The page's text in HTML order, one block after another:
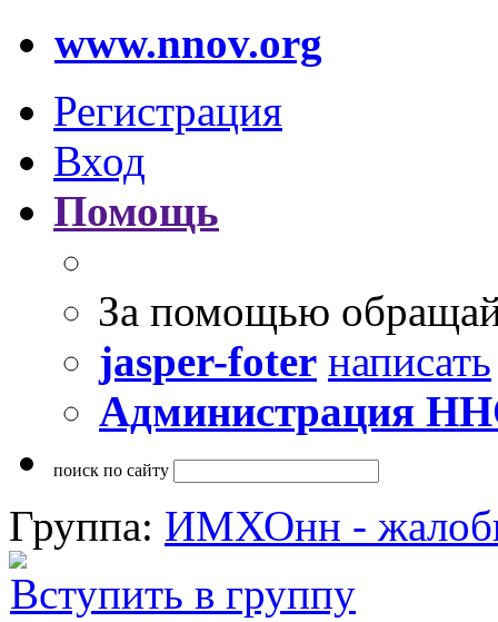
www.nnov.org
Регистрация
Вход
Помощь
За помощью
jasper-foter написать
Администрация
поиск по сайту
Группа: ИМХОнн -
Вступить в группу